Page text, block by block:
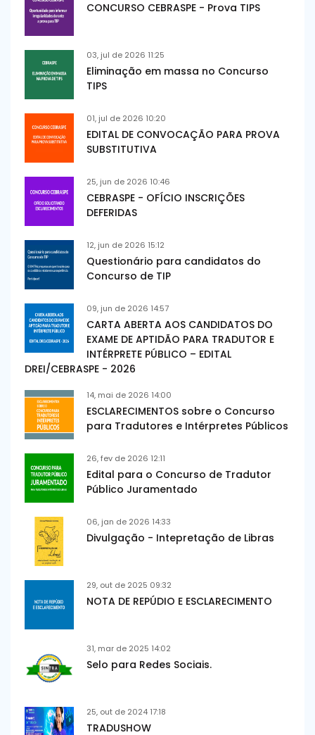
CONCURSO CEBRASPE - Prova TIPS
03, jul de 2026 11:25
Eliminação em massa no Concurso
TIPS
01, jul de 2026 10:20
EDITAL DE CONVOCAÇÃO PARA PROVA
SUBSTITUTIVA
25, jun de 2026 10:46
CEBRASPE - OFÍCIO INSCRIÇÕES
DEFERIDAS
12, jun de 2026 15:12
Questionário para candidatos do
Concurso de TIP
09, jun de 2026 14:57
CARTA ABERTA AOS CANDIDATOS DO
EXAME DE APTIDÃO PARA TRADUTOR E
INTÉRPRETE PÚBLICO – EDITAL
DREI/CEBRASPE - 2026
14, mai de 2026 14:00
ESCLARECIMENTOS sobre o Concurso
para Tradutores e Intérpretes Públicos
26, fev de 2026 12:11
Edital para o Concurso de Tradutor
Público Juramentado
06, jan de 2026 14:33
Divulgação - Intepretação de Libras
29, out de 2025 09:32
NOTA DE REPÚDIO E ESCLARECIMENTO
31, mar de 2025 14:02
Selo para Redes Sociais.
25, out de 2024 17:18
TRADUSHOW